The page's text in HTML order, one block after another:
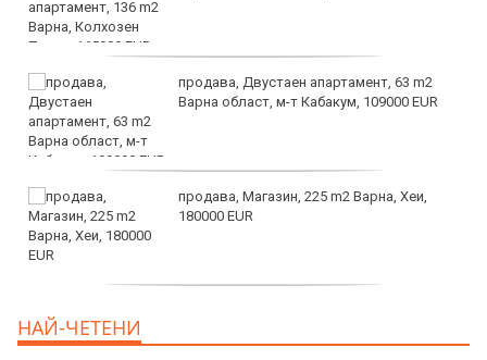
продава, Двустаен апартамент, 63 m2
Варна област, м-т Кабакум, 109000 EUR
продава, Магазин, 225 m2 Варна, Хеи,
180000 EUR
НАЙ-ЧЕТЕНИ